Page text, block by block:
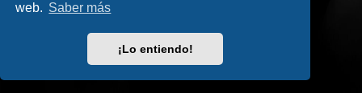
web. Saber más
¡Lo entiendo!